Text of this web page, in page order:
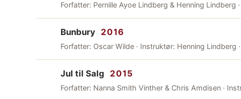
Forfatter: Pernille Ayoe Lindberg & Henning Lindberg
Bunbury 2016
Forfatter: Oscar Wilde · Instruktør: Henning Lindberg
Jul til Salg 2015
Forfatter: Nanna Smith Vinther & Chris Amdisen ·